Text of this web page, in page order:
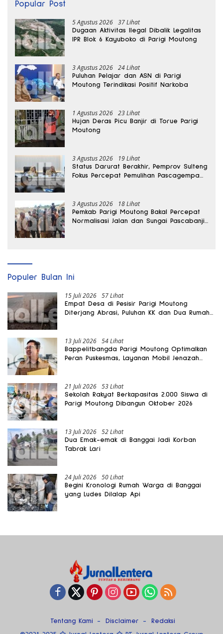
Popular Post
5 Agustus 2026 37 Lihat
Dugaan Aktivitas Ilegal Dibalik Legalitas
IPR Blok 6 Kayuboko di Parigi Moutong
3 Agustus 2026 24 Lihat
Puluhan Pelajar dan ASN di Parigi
Moutong Terindikasi Positif Narkoba
1 Agustus 2026 23 Lihat
Hujan Deras Picu Banjir di Torue Parigi
Moutong
3 Agustus 2026 19 Lihat
Status Darurat Berakhir, Pemprov Sulteng
Fokus Percepat Pemulihan Pascagempa
3 Agustus 2026 18 Lihat
Pemkab Parigi Moutong Bakal Percepat
Normalisasi Jalan dan Sungai Pascabanjir
Populer Bulan Ini
15 Juli 2026 57 Lihat
Empat Desa di Pesisir Parigi Moutong
Diterjang Abrasi, Puluhan KK dan Dua Rumah
13 Juli 2026 54 Lihat
Bappelitbangda Parigi Moutong Optimalkan
Peran Puskesmas, Layanan Mobil Jenazah
21 Juli 2026 53 Lihat
Sekolah Rakyat Berkapasitas 2.000 Siswa di
Parigi Moutong Dibangun Oktober 2026
13 Juli 2026 52 Lihat
Dua Emak-emak di Banggai Jadi Korban
Tabrak Lari
24 Juli 2026 50 Lihat
Begini Kronologi Rumah Warga di Banggai
yang Ludes Dilalap Api
Tentang Kami Disclaimer
Redaksi